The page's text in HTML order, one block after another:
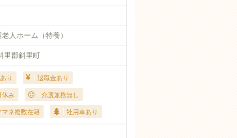
人ホーム（特養）
里郡斜里町
り 退職金あり
休み 介護兼務無し
マネ複数在籍 社用車あり